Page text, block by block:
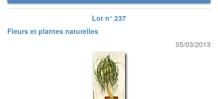
Lot n° 237
Fleurs et plantes naturelles
05/03/2013